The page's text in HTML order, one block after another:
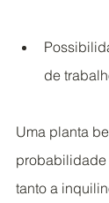
de
Uma planta
probabilidade
tanto a